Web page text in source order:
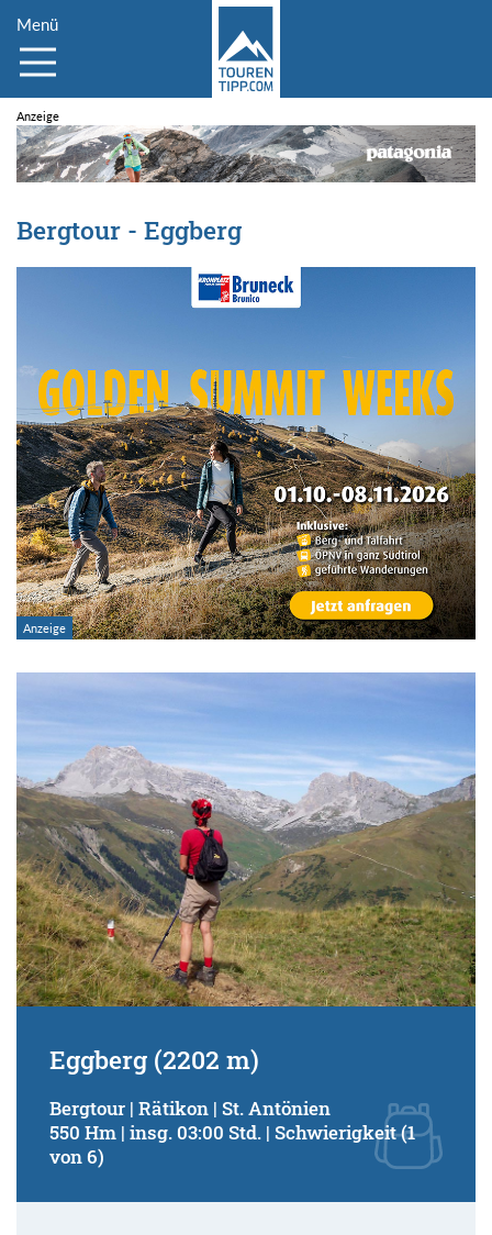
Menü
Bergtour - Eggberg
Eggberg (2202 m)
Bergtour | Rätikon | St. Antönien
550 Hm | insg. 03:00 Std. | Schwierigkeit (1
von 6)